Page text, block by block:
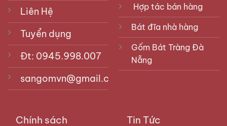
Liên Hệ
Tuyển dụng
Đt: 0945.998.007
sangomvn@gmail.com
Hợp tác bán hàng
Bát đĩa nhà hàng
Gốm Bát Tràng Đà
Nẵng
Chính sách Tin Tức